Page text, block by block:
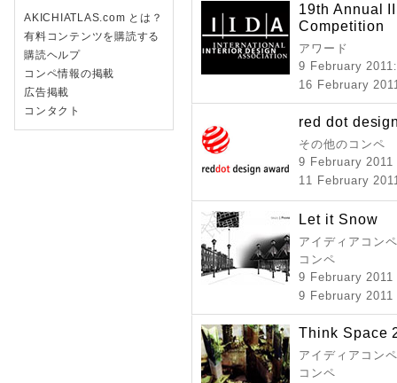
AKICHIATLAS.com とは？
有料コンテンツを購読する
購読ヘルプ
コンペ情報の掲載
広告掲載
コンタクト
19th Annual
Competition
アワード
9 February 2011
16 February
red dot
その他のコンペ
9 February
11 February
Let it Snow
アイディアコン
コンペ
9 February
9 February
Think Space
アイディアコン
コンペ